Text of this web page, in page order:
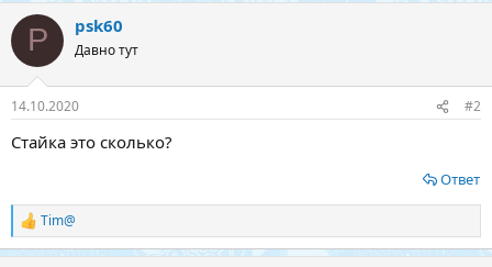
P psk60
Давно тут
14.10.2020 #2
Стайка это сколько?
Ответ
Р
е
Tim@